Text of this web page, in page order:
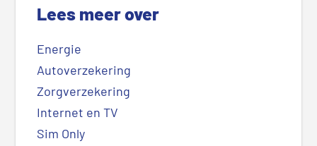
Lees meer over
Energie
Autoverzekering
Zorgverzekering
Internet en TV
Sim Only